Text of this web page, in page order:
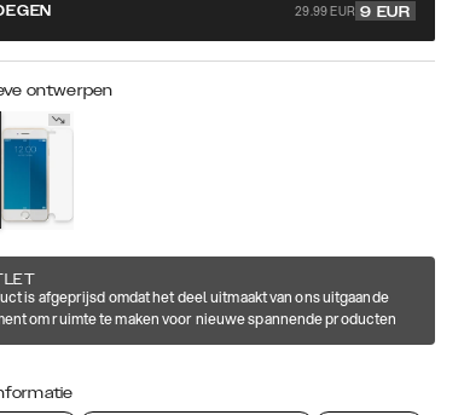
29.99 EUR 9 EUR
ontwerpen
is afgeprijsd omdat het deel uitmaakt van ons uitgaande
om ruimte te maken voor nieuwe spannende producten